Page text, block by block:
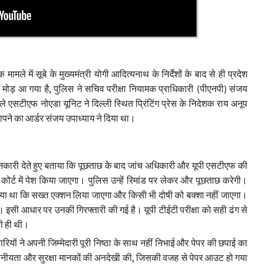
मामले में सूबे के मुख्यमंत्री योगी आदित्यनाथ के निर्देशों के बाद से ही प्रदेश
आ गया है, पुलिस ने सचिव परीक्षा नियामक प्राधिकारी (पीएनपी) संजय
एसटीएफ नोएडा यूनिट ने दिल्ली स्थित प्रिंटिंग प्रेस के निदेशक राय अनूप
का आर्डर संजय उपाध्याय ने दिया था।
देते हुए बताया कि पूछताछ के बाद जांच अधिकारी और यूपी एसटीएफ की
में पेश किया जाएगा। पुलिस उन्‍हें रिमांड पर लेकर और पूछताछ करेगी।
कि सख्‍त एक्‍शन लिया जाएगा और किसी भी दोषी को बक्शा नहीं जाएगा।
आधार पर उनकी गिरफ्तारी की गई है। यूपी टीईटी परीक्षा को सही ढंग से
ही थी।
ने अपनी जिम्मेदारी पूरी निष्ठा के साथ नहीं निभाई और पेपर की छपाई का
और सुरक्षा मानकों की अनदेखी की, जिसकी वजह से पेपर आउट हो गया